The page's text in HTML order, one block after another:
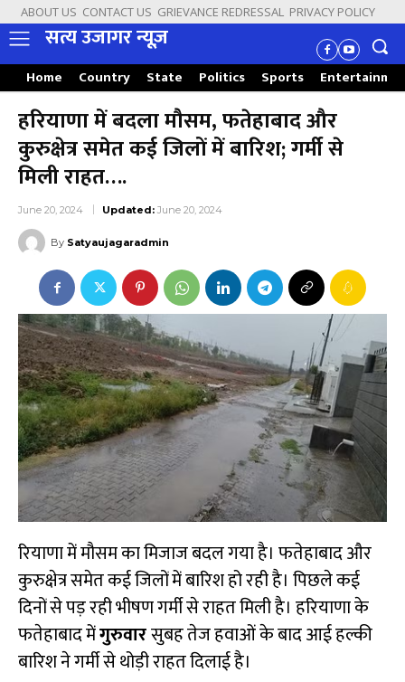
ABOUT US CONTACT US GRIEVANCE REDRESSAL PRIVACY POLICY
सत्य उजागर न्यूज़
Home Country State Politics Sports
हरियाणा में बदला मौसम, फतेहाबाद और
कुरुक्षेत्र समेत कई जिलों में बारिश; गर्मी से
मिली राहत….
June 20, 2024 Updated: June 20, 2024
By Satyaujagaradmin
रियाणा में मौसम का मिजाज बदल गया है। फतेहाबाद और
कुरुक्षेत्र समेत कई जिलों में बारिश हो रही है। पिछले कई
दिनों से पड़ रही भीषण गर्मी से राहत मिली है। हरियाणा के
फतेहाबाद मेंगुरुवारसुबह तेज हवाओं के बाद आई हल्की
बारिश ने गर्मी से थोड़ी राहत दिलाई है।